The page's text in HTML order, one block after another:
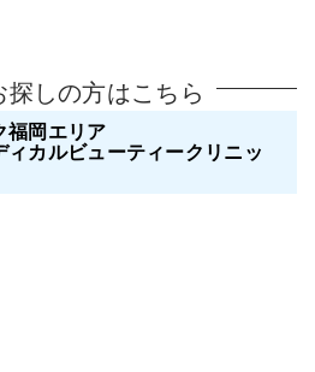
探しの方はこちら
福岡エリア
カルビューティークリニッ